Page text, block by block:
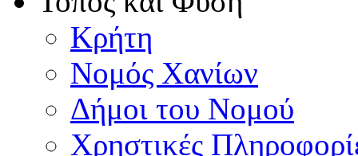
Κρήτη
Νομός Χανίων
Δήμοι του Νομού
Χρηστικές